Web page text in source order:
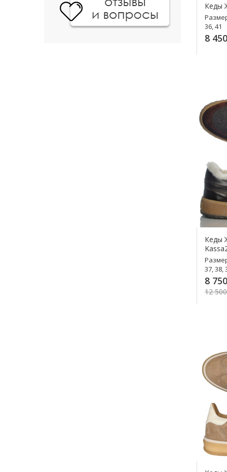
Кеды
36, 41
8
Кеды
37, 38,
8
12